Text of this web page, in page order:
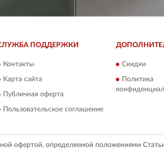
ПОДДЕРЖКИ
Контакты
Карта сайта
Публичная оферта
Пользовательское соглашение
Скидки
Политика
офертой, определяемой положениями